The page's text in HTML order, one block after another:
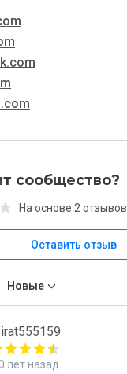
сообщество?
На основе 2 отзывов
Оставить отзыв
Новые
лет назад